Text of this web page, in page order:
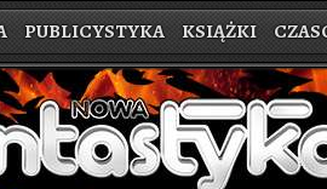
PUBLICYSTYKA KSIĄŻKI